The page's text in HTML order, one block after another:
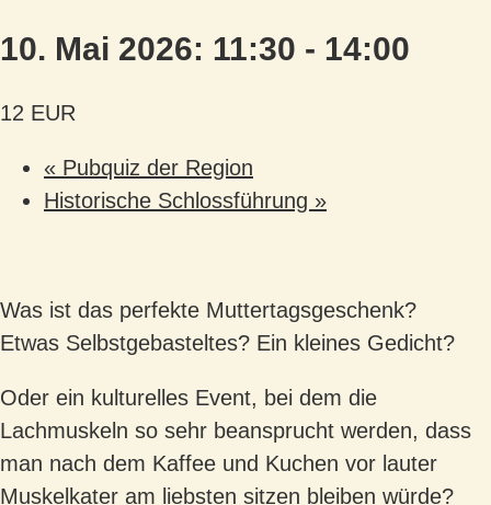
10. Mai 2026: 11:30 - 14:00
12 EUR
« Pubquiz der Region
Historische Schlossführung »
Was ist das perfekte Muttertagsgeschenk?
Etwas Selbstgebasteltes? Ein kleines Gedicht?
Oder ein kulturelles Event, bei dem die
Lachmuskeln so sehr beansprucht werden, dass
man nach dem Kaffee und Kuchen vor lauter
Muskelkater am liebsten sitzen bleiben würde?